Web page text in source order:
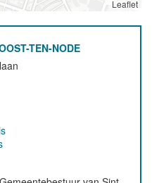
Leaflet
TEN-NODE